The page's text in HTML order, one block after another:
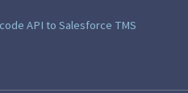
API to Salesforce TMS